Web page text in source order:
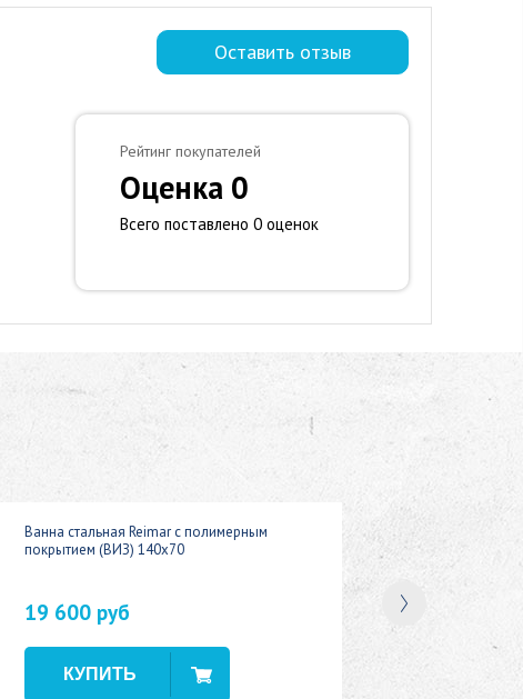
Оставить отзыв
Рейтинг покупателей
Оценка 0
Всего поставлено 0 оценок
Ванна стальная Reimar с полимерным
покрытием (ВИЗ) 140x70
19 600 руб